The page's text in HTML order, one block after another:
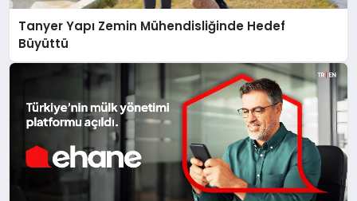
Tanyer Yapı Zemin Mühendisliğinde Hedef
Büyüttü